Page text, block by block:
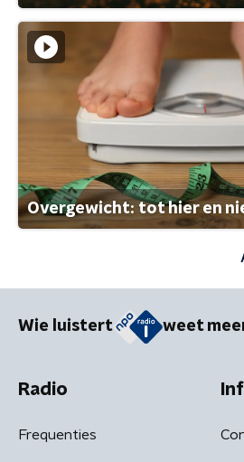
Overgewicht: tot hier en
Wie luistert weet
Radio
Frequenties